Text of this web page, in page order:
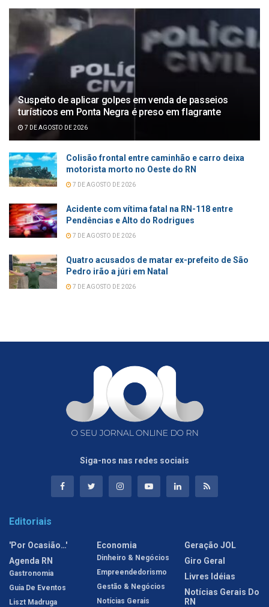
Suspeito de aplicar golpes em venda de passeios
turísticos em Ponta Negra é preso em flagrante
7 DE AGOSTO DE 2026
Colisão frontal entre caminhão e carro deixa
motorista morto no Oeste do RN
7 DE AGOSTO DE 2026
Acidente com vítima fatal na RN-118 entre
Pendências e Alto do Rodrigues
7 DE AGOSTO DE 2026
Quatro acusados de matar ex-prefeito de São
Pedro irão a júri em Natal
7 DE AGOSTO DE 2026
Siga-nos nas redes sociais
Editoriais
'Por Ocasião…'
Agenda RN
Gastronomia
Guia De Eventos
Liszt Madruga
Economia
Dinheiro & Negócios
Empreendedorismo
Gestão & Negócios
Notícias Gerais
Geração JOL
Giro Geral
Livres Idéias
Notícias Gerais Do
RN